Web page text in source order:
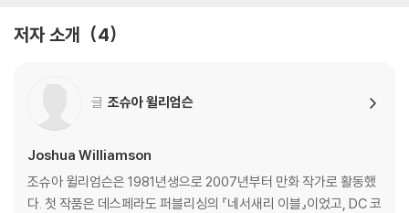
저자 소개 4
글 조슈아 윌리엄슨
Joshua Williamson
조슈아 윌리엄슨은 1981년생으로 2007년부터 만화 작가로 활동했
다. 첫 작품은 데스페라도 퍼블리싱의 『네서새리 이블』이었고, DC 코